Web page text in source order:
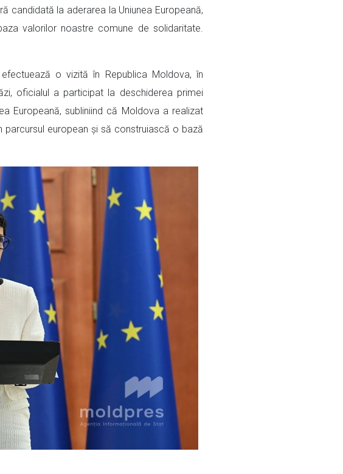
candidată la aderarea la Uniunea Europeană,
valorilor noastre comune de solidaritate.
o vizită în Republica Moldova, în
oficialul a participat la deschiderea primei
Europeană, subliniind că Moldova a realizat
european și să construiască o bază